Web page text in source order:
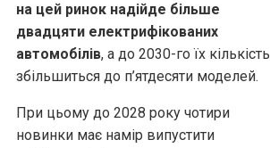
на цей ринок надійде більше
двадцяти електрифікованих
автомобілів, а до 2030-го їх кількість
збільшиться до п’ятдесяти моделей.
При цьому до 2028 року чотири
новинки має намір випустити